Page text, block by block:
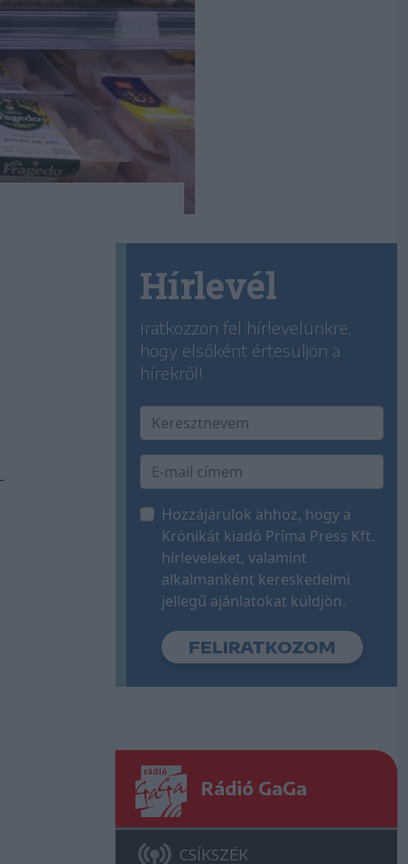
Hírlevél
Iratkozzon fel hírlevelünkre,
hogy elsőként értesüljön a
hírekről!
Hozzájárulok ahhoz, hogy a
Krónikát kiadó Príma Press Kft.
hírleveleket, valamint
alkalmanként kereskedelmi
jellegű ajánlatokat küldjön.
Rádió GaGa
CSÍKSZÉK